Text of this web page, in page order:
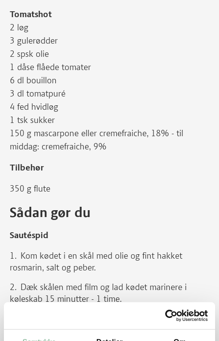
Tomatshot
2 løg
3 gulerødder
2 spsk olie
1 dåse flåede tomater
6 dl bouillon
3 dl tomatpuré
4 fed hvidløg
1 tsk sukker
150 g mascarpone eller cremefraiche, 18% - til
middag: cremefraiche, 9%
Tilbehør
350 g flute
Sådan gør du
Sautéspid
Kom kødet i en skål med olie og fint hakket
rosmarin, salt og peber.
Dæk skålen med film og lad kødet marinere i
køleskab 15 minutter - 1 time.
Læg sauté-skiverne på bagepapir og læg en kvart